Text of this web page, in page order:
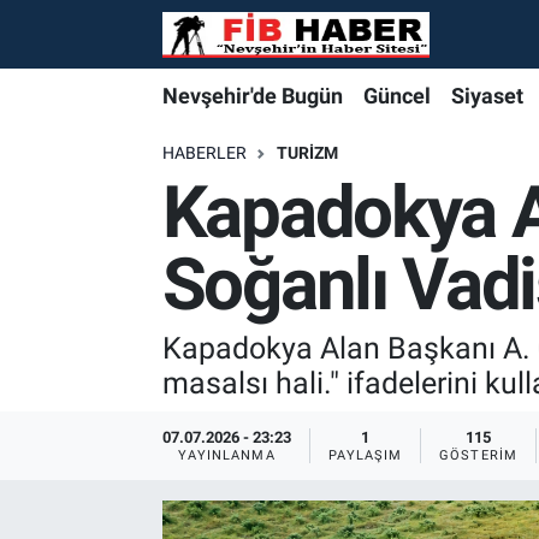
Nevşehir'de Bugün Güncel Siyaset
HABERLER TURIZM
Kapadokya
Soğanlı
Kapadokya Alan Başkanı A.
masalsı hali." ifadelerini
07.07.2026 - 23:23
YAYINLANMA
1
PAYLAŞIM
115
GÖSTERIM
Foto Galeri
Nevşehir'de Bugün
Özel Haber
Nevşehir'de Bugün
Özel Haber
Nevşehir'de Bugün
Özel Haber
Nöbetçi Eczaneler
Hava Durumu
Trafik Durumu
Süper Lig Puan Durumu ve Fikstür
Tüm Manşetler
Son Dakika Haberleri
Haber Arşivi